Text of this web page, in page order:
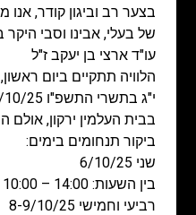
בצער רב וביגון קודר, אנו
של בעלי, אבינו וסבי
עו"ד ארצי בן יעקב ז"ל
הלוויה תתקיים ביום ראשון,
י"ג בתשרי התשפ"ו 05/10/25, בשעה 13:00,
בבית העלמין ירקון,
ביקור תנחומים בימים:
שני 6/10/25
בין השעות: 14:00 – 10:00
רביעי וחמישי 8-9/10/25